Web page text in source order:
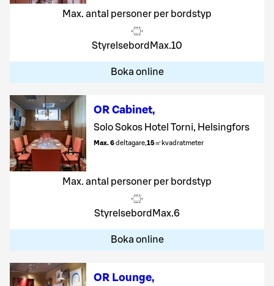
Max. antal personer per bordstyp
Styrelsebord Max.10
Boka online
OR Cabinet,
Solo Sokos Hotel Torni, Helsingfors
Max. 6deltagare,15㎡ kvadratmeter
Max. antal personer per bordstyp
Styrelsebord Max.6
Boka online
OR Lounge,